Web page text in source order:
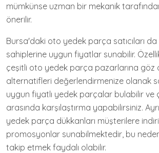
mümkünse uzman bir mekanik
önerilir.
Bursa'daki oto yedek parça satıcıları
sahiplerine uygun fiyatlar sunabilir.
çeşitli oto yedek parça pazarlarına göz
alternatifleri değerlendirmenize olanak
uygun fiyatlı yedek parçalar bulabilir ve
arasında karşılaştırma yapabilirsiniz.
yedek parça dükkanları müşterilere
promosyonlar sunabilmektedir, bu
takip etmek faydalı olabilir.